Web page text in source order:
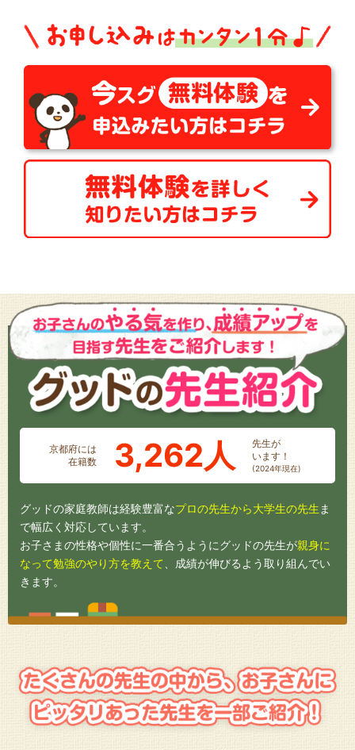
京都府には
在籍数
3,262人
先生が
います！
(2024年現在)
グッドの家庭教師は経験豊富なプロの先生から大学生の先生 ま
で幅広く対応しています。
お子さまの性格や個性に一番合うようにグッドの先生が親身に
なって勉強のやり方を教えて
、成績が伸びるよう取り組んでい
きます。